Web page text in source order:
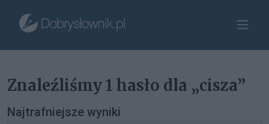
Znaleźliśmy 1 hasło dla „cisza”
Najtrafniejsze wyniki